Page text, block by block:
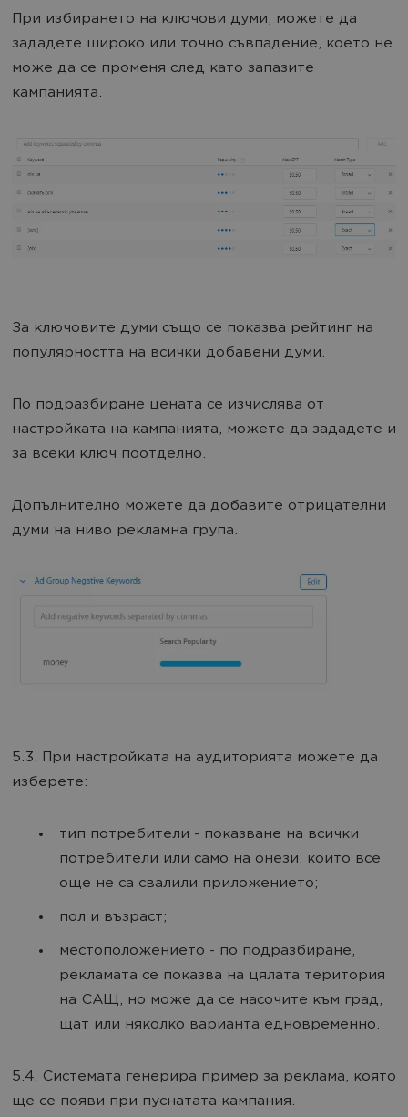
При избирането на ключови думи, можете да
зададете широко или точно съвпадение, което не
може да се променя след като запазите
кампанията.
За ключовите думи също се показва рейтинг на
популярността на всички добавени думи.
По подразбиране цената се изчислява от
настройката на кампанията, можете да зададете и
за всеки ключ поотделно.
Допълнително можете да добавите отрицателни
думи на ниво рекламна група.
5.3. При настройката на аудиторията можете да
изберете:
тип потребители - показване на всички
потребители или само на онези, които все
още не са свалили приложението;
пол и възраст;
местоположението - по подразбиране,
рекламата се показва на цялата територия
на САЩ, но може да се насочите към град,
щат или няколко варианта едновременно.
5.4. Системата генерира пример за реклама, която
ще се появи при пуснатата кампания.